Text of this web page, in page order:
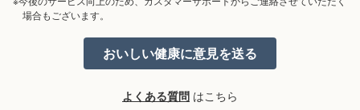
場合もございます。
よくある質問 はこちら